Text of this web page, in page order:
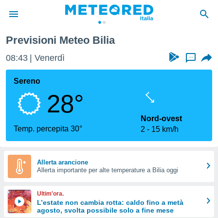
di
per
le
di
Web
le
Previsioni Meteo Bilia
08:43 Venerdì ...
Sereno
28°
Temp. percepita 30°
Nord-ovest
2
15 km/h
Allerta arancione
Allerta importante per alte temperature a Bilia oggi
Ultim'ora.
L’estate non cambia rotta: caldo fino a metà
agosto, svolta possibile solo a fine mese